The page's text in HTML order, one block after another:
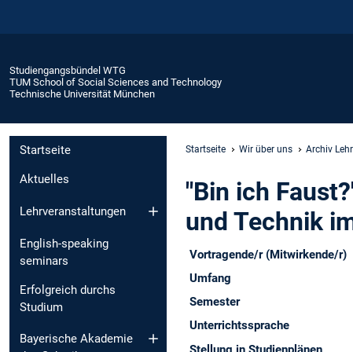
Studiengangsbündel WTG
TUM School of Social Sciences and Technology
Technische Universität München
Startseite
Aktuelles
Lehrveranstaltungen
English-speaking
seminars
Erfolgreich durchs
Studium
Bayerische Akademie
Startseite Wir über uns Archiv
"Bin ich
und Technik
Vortragende/r (Mitwirkende/r)
Umfang
Semester
Unterrichtssprache